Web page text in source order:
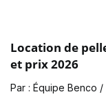
Location de
et prix 2026
Par : Équipe Benco